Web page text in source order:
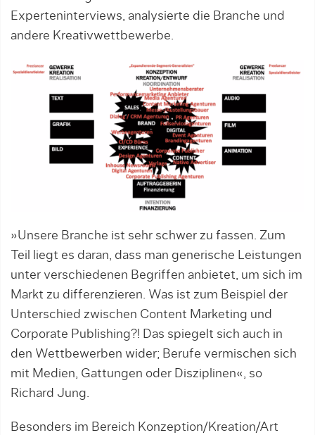
Experteninterviews, analysierte die Branche und
andere Kreativwettbewerbe.
»Unsere Branche ist sehr schwer zu fassen. Zum
Teil liegt es daran, dass man generische Leistungen
unter verschiedenen Begriffen anbietet, um sich im
Markt zu differenzieren. Was ist zum Beispiel der
Unterschied zwischen Content Marketing und
Corporate Publishing?! Das spiegelt sich auch in
den Wettbewerben wider; Berufe vermischen sich
mit Medien, Gattungen oder Disziplinen«, so
Richard Jung.
Besonders im Bereich Konzeption/Kreation/Art